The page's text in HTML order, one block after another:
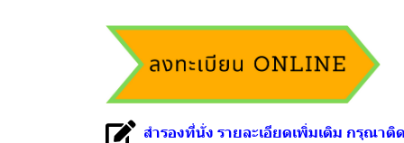
สำรองที่นั่ง รายละเอียดเพิ่มเติม กรุณาติ